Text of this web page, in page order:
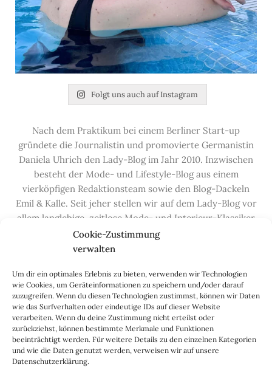
Cookie-Zustimmung
verwalten
Um dir ein optimales Erlebnis zu bieten, verwenden wir Technologien
wie Cookies, um Geräteinformationen zu speichern und/oder darauf
zuzugreifen. Wenn du diesen Technologien zustimmst, können wir Daten
wie das Surfverhalten oder eindeutige IDs auf dieser Website
verarbeiten. Wenn du deine Zustimmung nicht erteilst oder
zurückziehst, können bestimmte Merkmale und Funktionen
beeinträchtigt werden. Für weitere Details zu den einzelnen Kategorien
und wie die Daten genutzt werden, verweisen wir auf unsere
Datenschutzerklärung.
Folgt uns auch auf Instagram
Nach dem Praktikum bei einem Berliner Start-up
gründete die Journalistin und promovierte Germanistin
Daniela Uhrich den Lady-Blog im Jahr 2010. Inzwischen
besteht der Mode- und Lifestyle-Blog aus einem
vierköpfigen Redaktionsteam sowie den Blog-Dackeln
Emil & Kalle. Seit jeher stellen wir auf dem Lady-Blog vor
allem langlebige, zeitlose Mode- und Interieur-Klassiker
vor, die hochwertig verarbeitet und unter guten
Bedingungen hergestellt wurden – gerne „Made in
Handwerksberufe und kleine feine Firmen, denen wir
hier auf dem Blog eine Präsentationsfläche bieten, sowie
alle Dinge, die das Leben ein bisschen schöner machen.
Darüber hinaus legen wir großen Wert auf den
Austausch mit Euch, den Leserinnen – über die
Kommentarfunktion, dieLady-Frage, dieLove-List
auch überInstagram